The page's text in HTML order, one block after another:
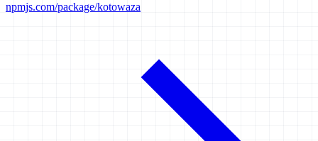
npmjs.com/package/kotowaza